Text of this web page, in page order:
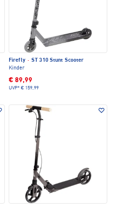
Firefly · ST 310 Stunt Scooter
Kinder
€ 89,99
UVP* € 159,99